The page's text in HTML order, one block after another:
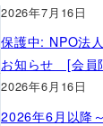
2026年7月16日
保護中: NPO法
お知らせ [会員
2026年6月16日
2026年6月以降